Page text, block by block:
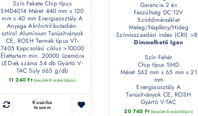
Szín Fekete Chip típus
SMD4014 Méret 440 mm x 120
mm x 40 mm Energiaosztály A
Anyaga Akrilnitril-butadién-
sztirol Alumínium Tanúsítványok
CE, ROSH Termék típus VT-
7405 Kapcsolási ciklus >10000
Élettartam min. 20000 üzemóra
LED-ek száma 54 db Gyártó V-
TAC Súly 665 g/db
11 240Ft (készletről érdeklődjön)
Kosárba
teszem
Garancia 2 év
Feszültség DC:12V
Színhőmérséklet
Meleg/Napfény/Hideg
Színvisszaadási index (CRI)
Dimmelhető Igen
Szín Fehér
Chip típus SMD
Méret 562 mm x 65 mm x 21
mm
Energiaosztály A
Tanúsítványok CE, ROSH
Gyártó V-TAC
20 740 Ft (készletről érdeklődjön)